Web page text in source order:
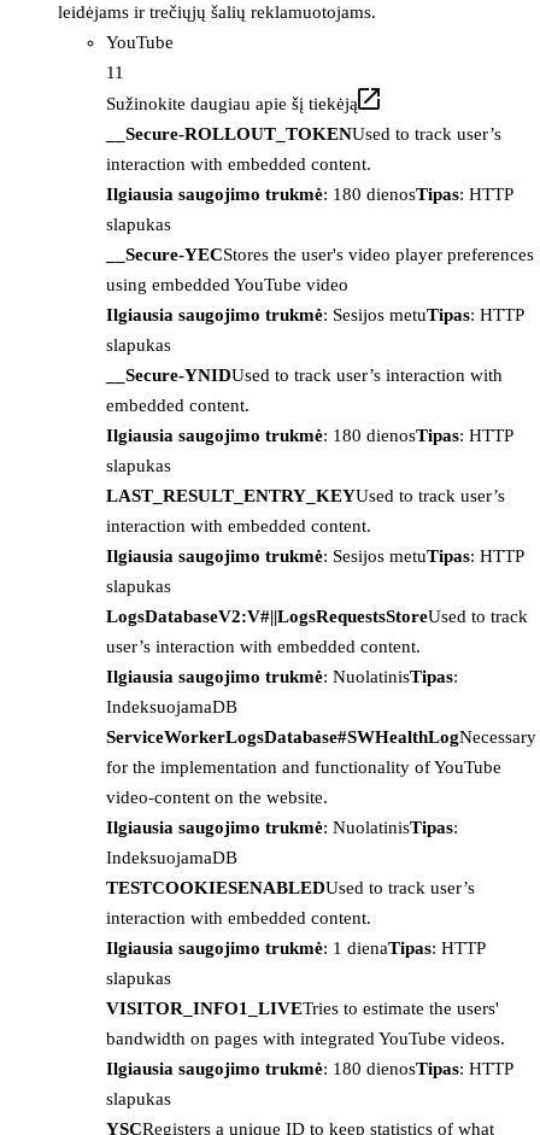
leidėjams ir trečiųjų šalių reklamuotojams.
YouTube
11
Sužinokite daugiau apie šį tiekėją
__Secure-ROLLOUT_TOKENUsed to track user’s
interaction with embedded content.
Ilgiausia saugojimo trukmė: 180 dienosTipas: HTTP
slapukas
__Secure-YECStores the user's video player preferences
using embedded YouTube video
Ilgiausia saugojimo trukmė: Sesijos metuTipas: HTTP
slapukas
__Secure-YNIDUsed to track user’s interaction with
embedded content.
Ilgiausia saugojimo trukmė: 180 dienosTipas: HTTP
slapukas
LAST_RESULT_ENTRY_KEYUsed to track user’s
interaction with embedded content.
Ilgiausia saugojimo trukmė: Sesijos metuTipas: HTTP
slapukas
LogsDatabaseV2:V#||LogsRequestsStoreUsed to track
user’s interaction with embedded content.
Ilgiausia saugojimo trukmė: NuolatinisTipas:
IndeksuojamaDB
ServiceWorkerLogsDatabase#SWHealthLogNecessary
for the implementation and functionality of YouTube
video-content on the website.
Ilgiausia saugojimo trukmė: NuolatinisTipas:
IndeksuojamaDB
TESTCOOKIESENABLEDUsed to track user’s
interaction with embedded content.
Ilgiausia saugojimo trukmė: 1 dienaTipas: HTTP
slapukas
VISITOR_INFO1_LIVETries to estimate the users'
bandwidth on pages with integrated YouTube videos.
Ilgiausia saugojimo trukmė: 180 dienosTipas: HTTP
slapukas
YSCRegisters a unique ID to keep statistics of what